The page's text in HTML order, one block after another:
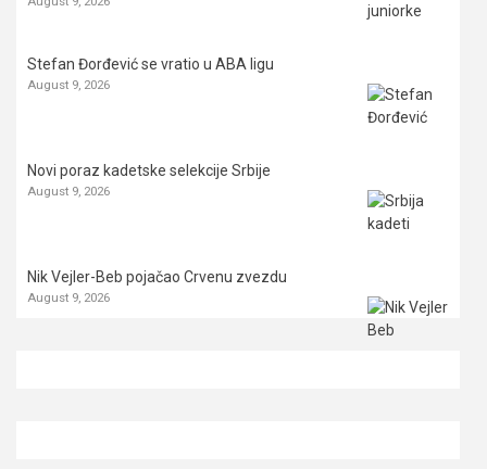
Stefan Đorđević se vratio u ABA ligu
August 9, 2026
Novi poraz kadetske selekcije Srbije
August 9, 2026
Nik Vejler-Beb pojačao Crvenu zvezdu
August 9, 2026